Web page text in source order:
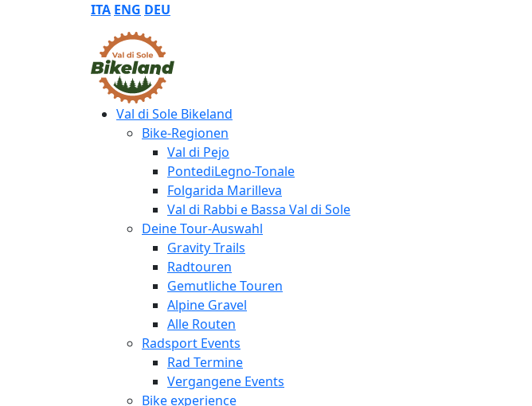
ITA ENG DEU
Val di Sole Bikeland
Bike-Regionen
Val di Pejo
PontediLegno-Tonale
Folgarida Marilleva
Val di Rabbi e Bassa Val di Sole
Deine Tour-Auswahl
Gravity Trails
Radtouren
Gemutliche Touren
Alpine Gravel
Alle Routen
Radsport Events
Rad Termine
Vergangene Events
Bike experience